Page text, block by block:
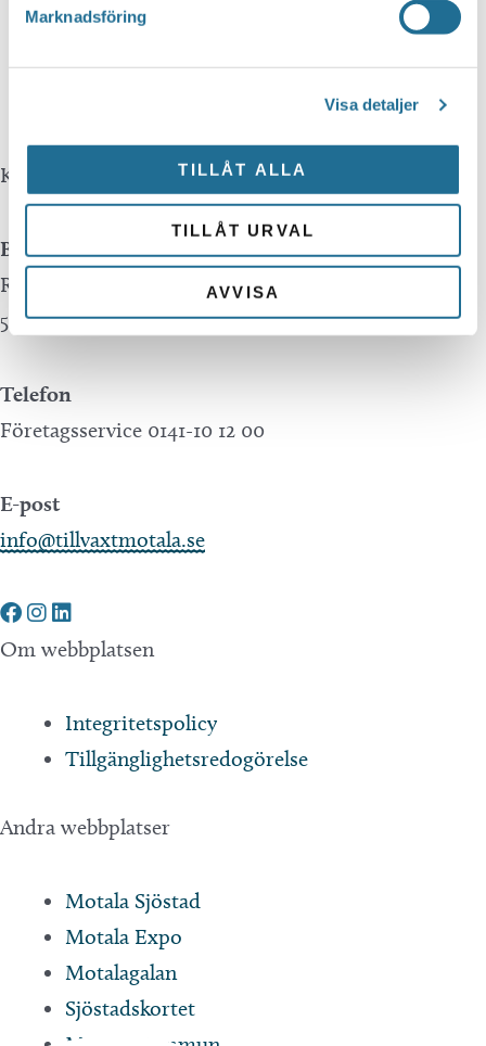
Marknadsföring
Visa detaljer
TILLÅT ALLA
TILLÅT URVAL
AVVISA
Tillväxt Motala is not responsible for any
Kontakta oss
Besöksadress
Repslagaregatan 13C
591 30 Motala
Telefon
Företagsservice 0141-10 12 00
E-post
info@tillvaxtmotala.se
Om webbplatsen
Integritetspolicy
Tillgänglighetsredogörelse
Andra webbplatser
Motala Sjöstad
Motala Expo
Motalagalan
Sjöstadskortet